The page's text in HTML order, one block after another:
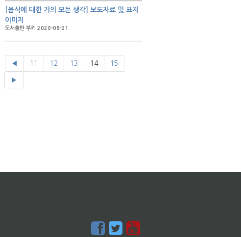
[음식에 대한 거의 모든 생각] 보도자료 및 표지
이미지
도서출판 부키 2020-08-21
◀ 11 12 13 14 15
▶